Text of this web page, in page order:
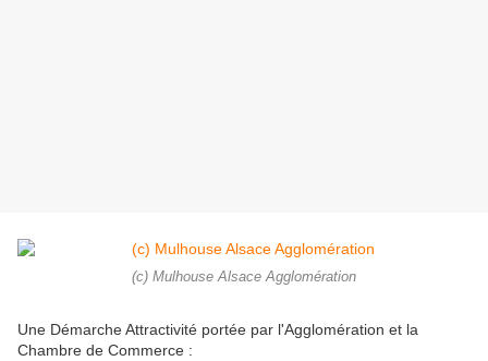
(c) Mulhouse Alsace Agglomération
Une Démarche Attractivité portée par l'Agglomération et la
Chambre de Commerce :